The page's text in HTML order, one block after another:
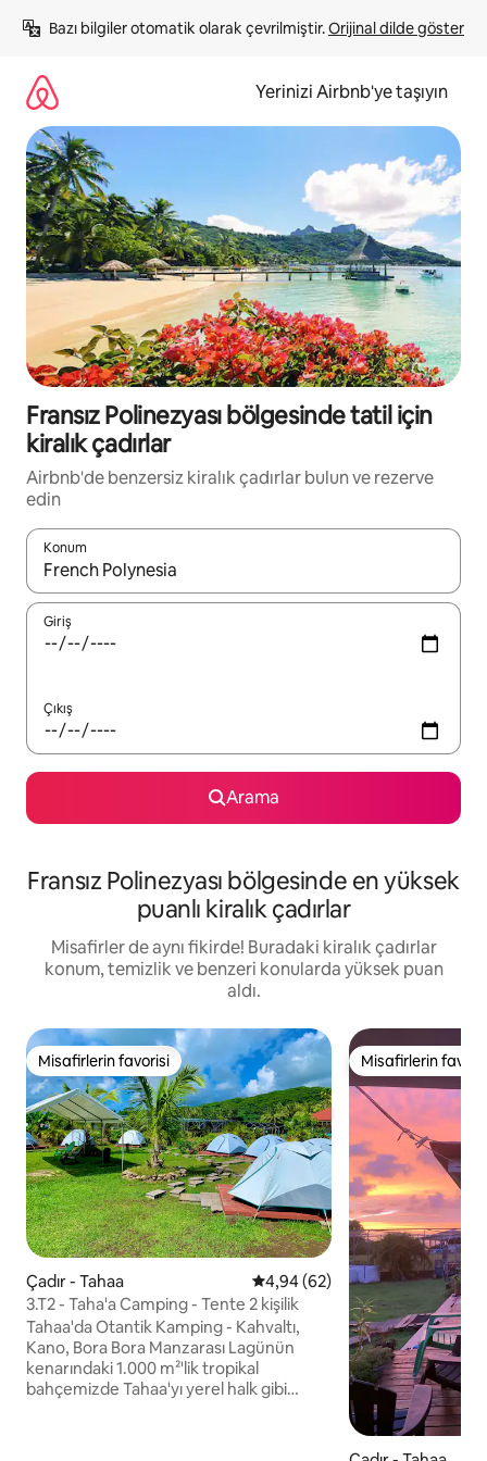
atla
Bazı bilgiler otomatik olarak çevrilmiştir. Orijinal dilde göster
Yerinizi Airbnb'ye taşıyın
Fransız Polinezyası bölgesinde tatil için
kiralık çadırlar
Airbnb'de benzersiz kiralık çadırlar bulun ve rezerve
edin
Konum
Sonuçlar kullanılabilir olduğunda yukarı ve aşağı oklarıyla
Giriş
Çıkış
Arama
Fransız Polinezyası bölgesinde en yüksek
puanlı kiralık çadırlar
Misafirler de aynı fikirde! Buradaki kiralık çadırlar
konum, temizlik ve benzeri konularda yüksek puan
aldı.
Misafirlerin favorisi
Misafirlerin favorisi
Çadır - Tahaa 5 üzerinden ortalama 4,94
4,94 (62)
3.T2 - Taha'a Camping - Tente 2 kişilik
Tahaa'da Otantik Kamping - Kahvaltı,
Kano, Bora Bora Manzarası Lagünün
kenarındaki 1.000 m²'lik tropikal
bahçemizde Tahaa'yı yerel halk gibi
Misafirlerin
Misafirlerin